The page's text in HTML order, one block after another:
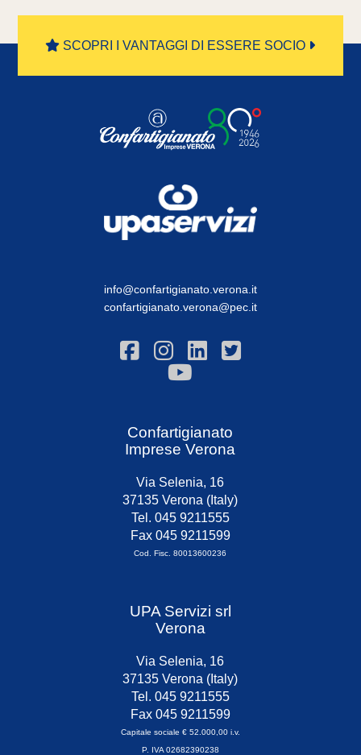
SCOPRI I VANTAGGI DI ESSERE SOCIO
info@confartigianato.verona.it
confartigianato.verona@pec.it
Confartigianato
Imprese Verona
Via Selenia, 16
37135 Verona (Italy)
Tel. 045 9211555
Fax 045 9211599
Cod. Fisc. 80013600236
UPA Servizi srl
Verona
Via Selenia, 16
37135 Verona (Italy)
Tel. 045 9211555
Fax 045 9211599
Capitale sociale € 52.000,00 i.v.
P. IVA 02682390238